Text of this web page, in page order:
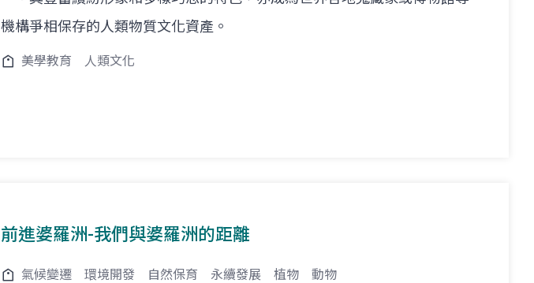
機構爭相保存的人類物質文化資產。
美學教育 人類文化
前進婆羅洲-我們與婆羅洲的距離
氣候變遷 環境開發 自然保育 永續發展 植物 動物